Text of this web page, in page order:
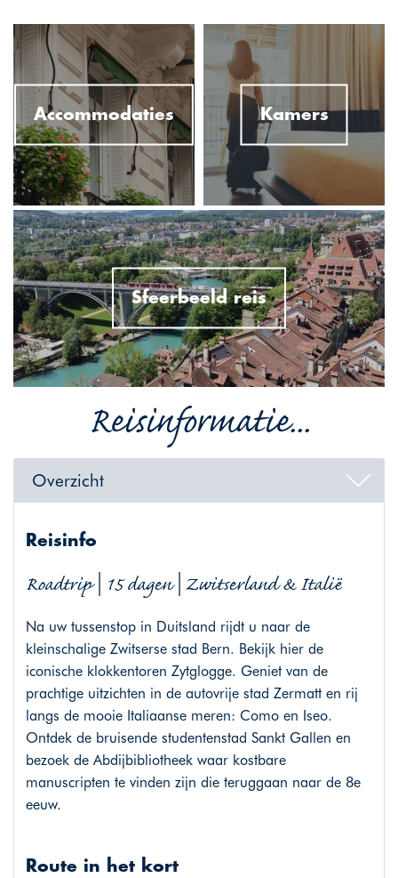
Accommodaties Kamers
Sfeerbeeld reis
Reisinformatie...
Overzicht
Reisinfo
Roadtrip | 15 dagen | Zwitserland & Italië
Na uw tussenstop in Duitsland rijdt u naar de
kleinschalige Zwitserse stad Bern. Bekijk hier de
iconische klokkentoren Zytglogge. Geniet van de
prachtige uitzichten in de autovrije stad Zermatt en rij
langs de mooie Italiaanse meren: Como en Iseo.
Ontdek de bruisende studentenstad Sankt Gallen en
bezoek de Abdijbibliotheek waar kostbare
manuscripten te vinden zijn die teruggaan naar de 8e
eeuw.
Route in het kort